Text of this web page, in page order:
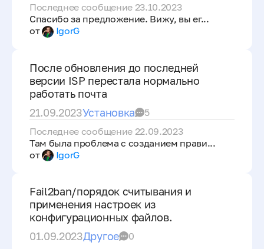
Последнее сообщение 23.10.2023
Спасибо за предложение. Вижу, вы ег...
от
IgorG
После обновления до последней
версии ISP перестала нормально
работать почта
21.09.2023Установка
5
Последнее сообщение 22.09.2023
Там была проблема с созданием прави...
от
IgorG
Fail2ban/порядок считывания и
применения настроек из
конфигурационных файлов.
01.09.2023Другое 0